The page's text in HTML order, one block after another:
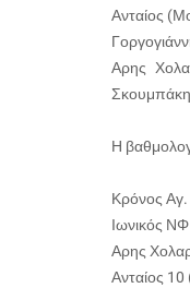
Ανταίος
Αρης
Η
Κρόνος
Ιωνικός
Αρης
Ανταίος 10